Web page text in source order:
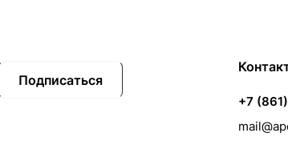
Подписаться
+7